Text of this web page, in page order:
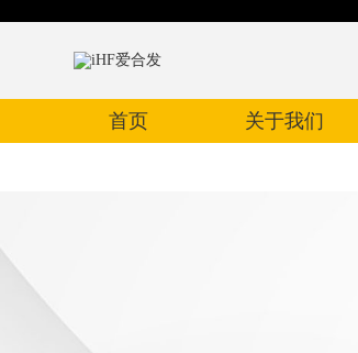
首页 关于我们